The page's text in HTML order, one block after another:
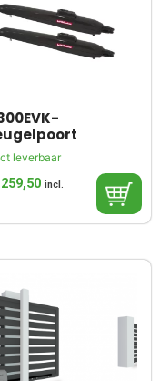
leverbaar
incl.